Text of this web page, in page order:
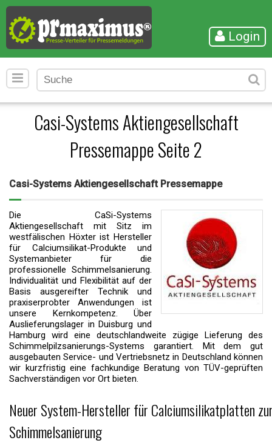
Login
Casi-Systems Aktiengesellschaft
Pressemappe Seite 2
Casi-Systems Aktiengesellschaft Pressemappe
Die CaSi-Systems
Aktiengesellschaft mit Sitz im
westfälischen Höxter ist Hersteller
für Calciumsilikat-Produkte und
Systemanbieter für die
professionelle Schimmelsanierung.
Individualität und Flexibilität auf der
Basis ausgereifter Technik und
praxiserprobter Anwendungen ist
unsere Kernkompetenz. Über
Auslieferungslager in Duisburg und
Hamburg wird eine deutschlandweite zügige Lieferung des
Schimmelpilzsanierungs-Systems garantiert. Mit dem gut
ausgebauten Service- und Vertriebsnetz in Deutschland können
wir kurzfristig eine fachkundige Beratung von TÜV-geprüften
Sachverständigen vor Ort bieten.
Neuer System-Hersteller für Calciumsilikatplatten
Schimmelsanierung